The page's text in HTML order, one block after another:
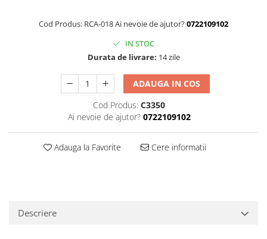
Cod Produs: RCA-018 Ai nevoie de ajutor?0722109102
IN STOC
Durata de livrare: 14 zile
ADAUGA IN COS
Cod Produs: C3350
Ai nevoie de ajutor? 0722109102
Adauga la Favorite Cere informatii
Descriere